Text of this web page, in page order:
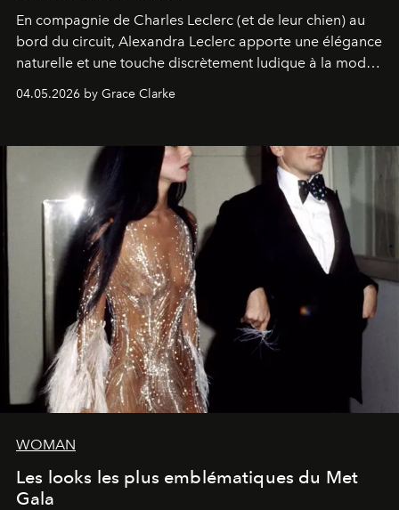
En compagnie de Charles Leclerc (et de leur chien) au
bord du circuit, Alexandra Leclerc apporte une élégance
naturelle et une touche discrètement ludique à la mode
04.05.2026 by Grace Clarke
WOMAN
Les looks les plus emblématiques du Met
Gala